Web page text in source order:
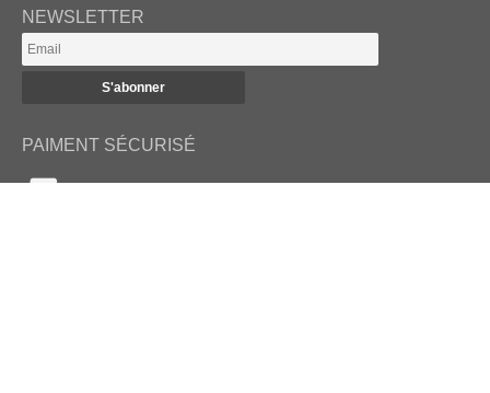
NEWSLETTER
PAIMENT SÉCURISÉ